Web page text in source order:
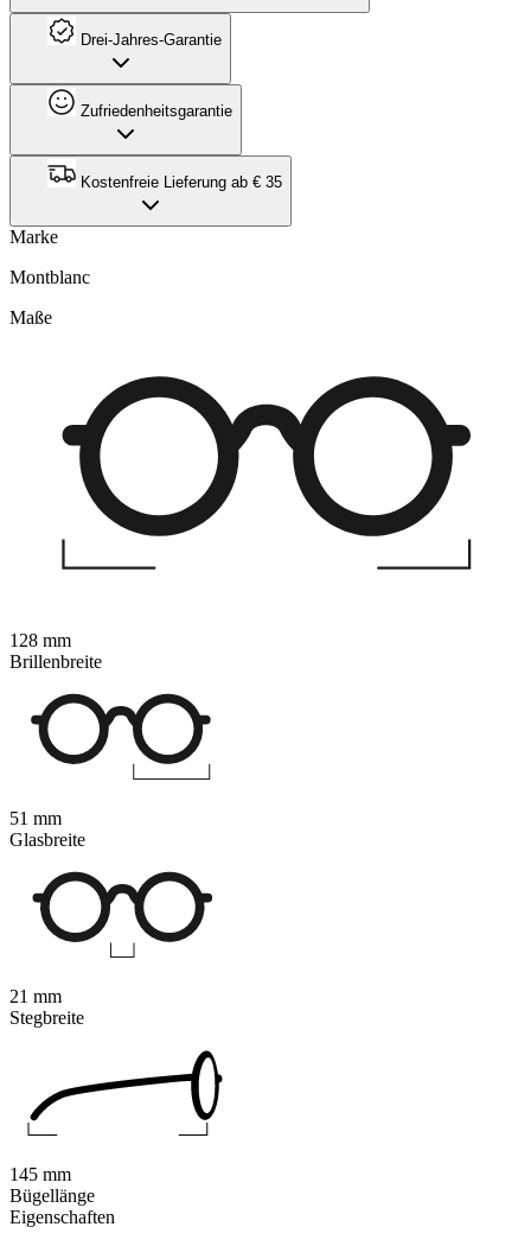
Drei-Jahres-Garantie
Zufriedenheitsgarantie
Kostenfreie Lieferung ab € 35
Marke
Montblanc
Eigenschaften
Maße
128 mm
Brillenbreite
51 mm
Glasbreite
21 mm
Stegbreite
145 mm
Bügellänge